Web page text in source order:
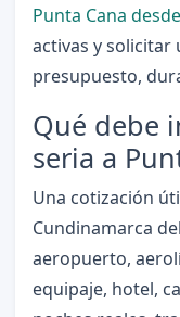
Punta Cana
activas y solicitar
presupuesto,
Qué debe
seria a
Una cotización
Cundinamarca
aeropuerto,
equipaje, hotel,